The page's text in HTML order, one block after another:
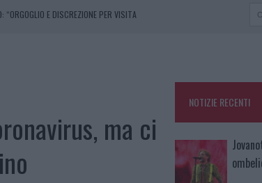
“ORGOGLIO E DISCREZIONE PER VISITA
UNA NOTTE
ma ci
NOTIZIE RECENTI